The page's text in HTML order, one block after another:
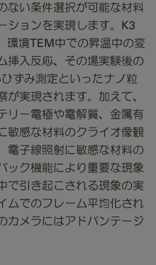
ない条件選択が可能な材料
ションを実現します。K3
環境TEM中での昇温中の変
挿入反応、その場実験後の
ずみ測定といったナノ粒
実現されます。加えて、
リー電極や電解質、金属有
敏感な材料のクライオ像観
電子線照射に敏感な材料の
ック機能により重要な現象
で引き起こされる現象の実
ムでのフレーム平均化され
カメラにはアドバンテージ